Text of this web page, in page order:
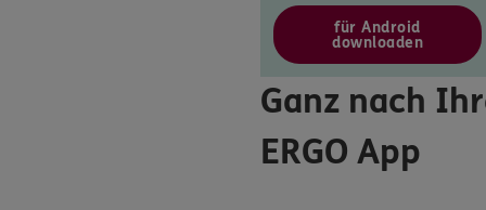
für Android
downloaden
Ganz nach
ERGO App